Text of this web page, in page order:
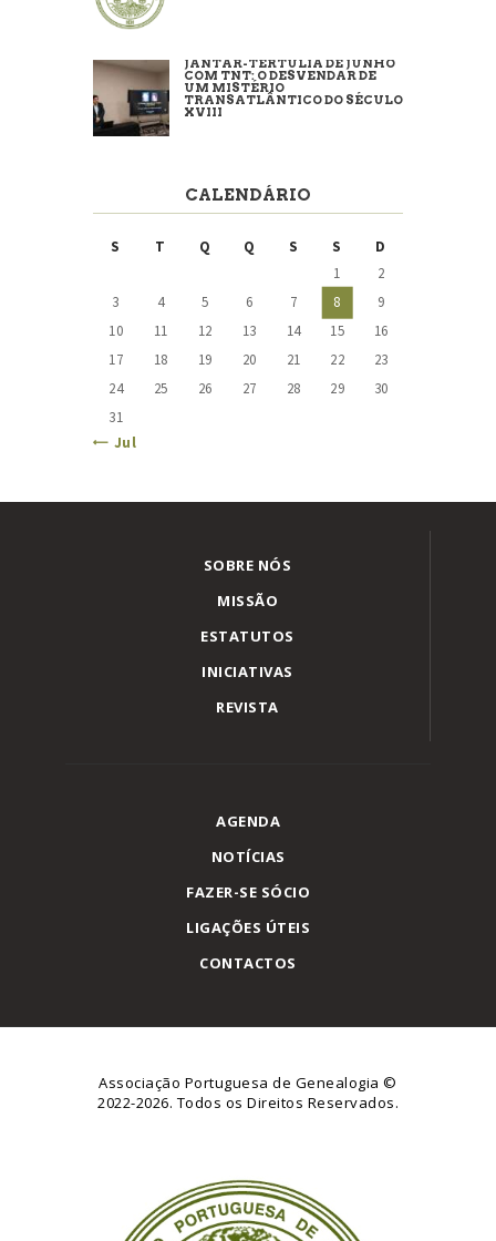
JANTAR-TERTÚLIA DE JUNHO
COM TNT: O DESVENDAR DE
UM MISTÉRIO
TRANSATLÂNTICO DO SÉCULO
XVIII
CALENDÁRIO
S T Q Q S S
D
1
2
3
4 5 6 7 8
9
10
11 12 13 14 15
16
17
18 19 20 21 22
23
24
25 26 27 28 29
30
31
« Jul
SOBRE NÓS
MISSÃO
ESTATUTOS
INICIATIVAS
REVISTA
AGENDA
NOTÍCIAS
FAZER-SE SÓCIO
LIGAÇÕES ÚTEIS
CONTACTOS
Associação Portuguesa de Genealogia©
2022-2026. Todos os Direitos Reservados.